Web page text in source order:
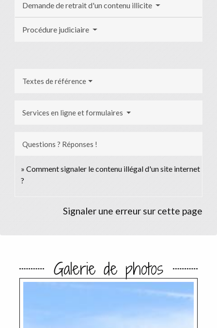
Demande de retrait d'un contenu illicite
Procédure judiciaire
Textes de référence
Services en ligne et formulaires
Questions ? Réponses !
Comment signaler le contenu illégal d'un site internet
?
Signaler une erreur sur cette page
Galerie de photos